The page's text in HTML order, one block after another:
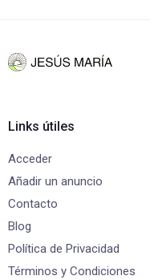
Links útiles
Acceder
Añadir un anuncio
Contacto
Blog
Política de Privacidad
Términos y Condiciones